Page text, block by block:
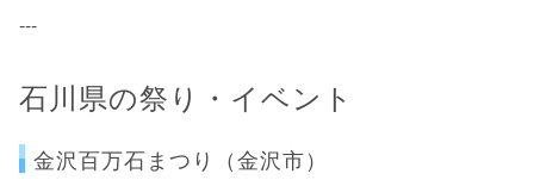
---
石川県の祭り・イベント
金沢百万石まつり（金沢市）